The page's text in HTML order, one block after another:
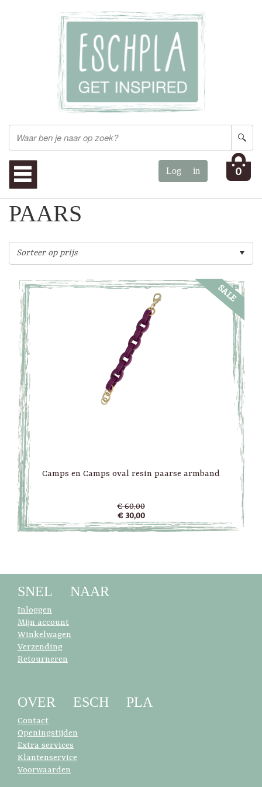
0
PAARS
SALE
Camps en Camps oval resin paarse armband
€ 60,00
€ 30,00
SNEL NAAR
Inloggen
Mijn account
Winkelwagen
Verzending
Retourneren
OVER ESCH PLA
Contact
Openingstijden
Extra services
Klantenservice
Voorwaarden